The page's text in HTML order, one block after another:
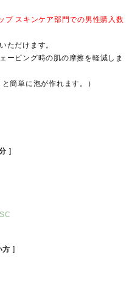
スキンケア部門での男性購入数
ただけます。
ービング時の肌の摩擦を軽減しま
簡単に泡が作れます。）
方